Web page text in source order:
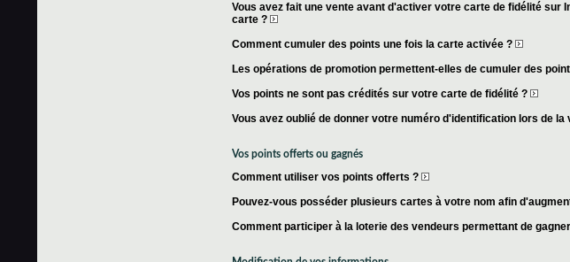
Vous avez fait une vente avant d'activer votre carte de fidélité
carte ?
Comment cumuler des points une fois la carte activée ?
Les opérations de promotion permettent-elles de cumuler des
Vos points ne sont pas crédités sur votre carte de fidélité ?
Vous avez oublié de donner votre numéro d'identification lors de
Vos points offerts ou gagnés
Comment utiliser vos points offerts ?
Pouvez-vous posséder plusieurs cartes à votre nom afin
Comment participer à la loterie des vendeurs permettant de